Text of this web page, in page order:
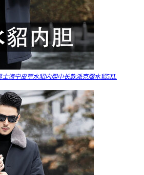
士海宁皮草水貂内胆中长款派克服水貂5XL